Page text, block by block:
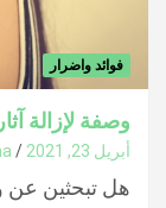
فوائد واضرار
وصفة لإزالة
أبريل 23, 2021
هل تبحثين عن